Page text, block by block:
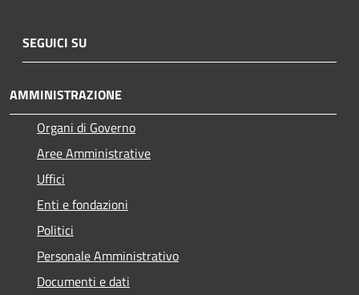
SEGUICI SU
AMMINISTRAZIONE
Organi di Governo
Aree Amministrative
Uffici
Enti e fondazioni
Politici
Personale Amministrativo
Documenti e dati